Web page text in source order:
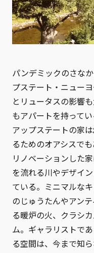
パンデミックのさな
プステート・ニュー
とリュータスの影響
もアパートを持って
アップステートの家
るためのオアシスで
リノベーションした
を流れる川やデザイ
ている。ミニマルな
のじゅうたんやアン
る暖炉の火、クラシ
ム。ギャラリストで
る空間は、今まで知